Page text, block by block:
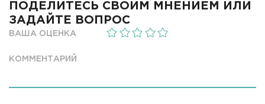
ПОДЕЛИТЕСЬ СВОИМ МНЕНИЕМ ИЛИ
ЗАДАЙТЕ ВОПРОС
ВАША ОЦЕНКА
КОММЕНТАРИЙ